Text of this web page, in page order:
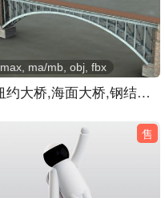
纽约大桥,海面大桥,钢结构公路大桥3dmaya模型
max, ma/mb, obj, fbx
售